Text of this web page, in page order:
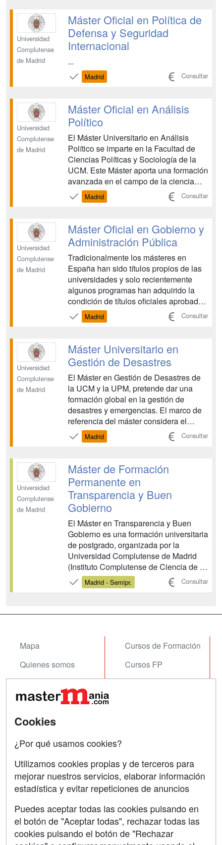
campo de estudio con implicación
fundamentales para el ejer...
Universidad
Complutense
de Madrid
Máster Oficial en Política de
Defensa y Seguridad
Internacional
...
Madrid Consultar
Universidad
Complutense
de Madrid
Máster Oficial en Análisis
Político
El Máster Universitario en Análisis
Político se imparte en la Facultad de
Ciencias Políticas y Sociología de la
UCM. Este Máster aporta una formación
avanzada en el campo de la ciencia
política y de la política aplicada. Está
dirigido a profundizar los estudios de
política y , además, se propone como
un complemen...
Madrid Consultar
Universidad
Complutense
de Madrid
Máster Oficial en Gobierno y
Administración Pública
Tradicionalmente los másteres en
España han sido títulos propios de las
universidades y solo recientemente
algunos programas han adquirido la
condición de títulos oficiales aprobados
por las autoridades educativas. En este
sentido, el Máster en Gobierno y
oficial de Posgrado de la Universidad
Complutense de ...
Madrid Consultar
Universidad
Complutense
de Madrid
Máster Universitario en
Gestión de Desastres
El Máster en Gestión de Desastres de
la UCM y la UPM, pretende dar una
formación global en la gestión de
desastres y emergencias. El marco de
referencia del máster considera el
conjunto de decisiones tanto políticas
como administrativas y de
a cabo en las diferentes etapas de un
desastre. Se tendrán en ...
Madrid Consultar
Universidad
Complutense
de Madrid
Máster de Formación
Permanente en
Transparencia y Buen
Gobierno
El Máster en Transparencia y Buen
Gobierno es una formación universitaria
de postgrado, organizada por la
Universidad Complutense de Madrid
(Instituto Complutense de Ciencia de la
Administración), en colaboración con el
Consejo de Transparencia y Buen
Madrid - Semipr. Consultar
Mapa
Quienes somos
Acceso Usuarios
Acceso Centros
Cursos de Formación
Cursos FP
Contactar
Confidencialidad
Copyleft
SÍGUENOS EN:
Cookies
¿Por qué usamos cookies?
Utilizamos cookies propias y de terceros para
mejorar nuestros servicios, elaborar información
estadística y evitar repeticiones de anuncios
Puedes aceptar todas las cookies pulsando en
el botón de "Aceptar todas", rechazar todas las
cookies pulsando el botón de "Rechazar